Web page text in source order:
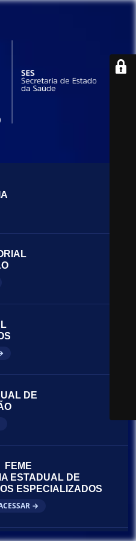
DE
FEME
ESTADUAL DE
ESPECIALIZADOS
→